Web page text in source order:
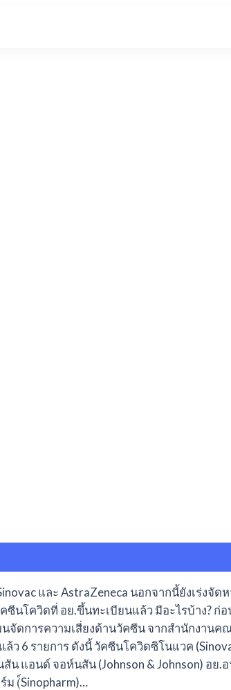
และ AstraZeneca นอกจากนี้ยังเร่งจั
นโควิดที่ อย.ขึ้นทะเบียนแล้ว มีอะไรบ้าง?
ดการความเสี่ยงด้านวัคซีน จากสำนักงาน
6 รายการ ดังนี้ วัคซีนโควิดซิโนแวค
แอนด์ จอห์นสัน (Johnson & Johnson) อย
ม (์Sinopharm)…